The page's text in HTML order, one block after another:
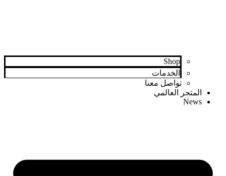
Shop
الخدمات
تواصل معنا
المتجر العالمي
News